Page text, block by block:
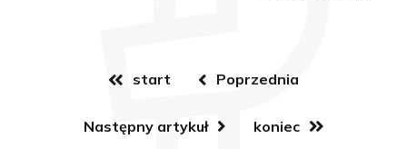
start Poprzednia
Następny artykuł koniec